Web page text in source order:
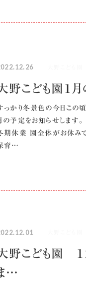
野こども園１
っかり冬景色の今日この
の予定をお知らせします
期休業 園全体がお休み
育…
野こども園 １
…